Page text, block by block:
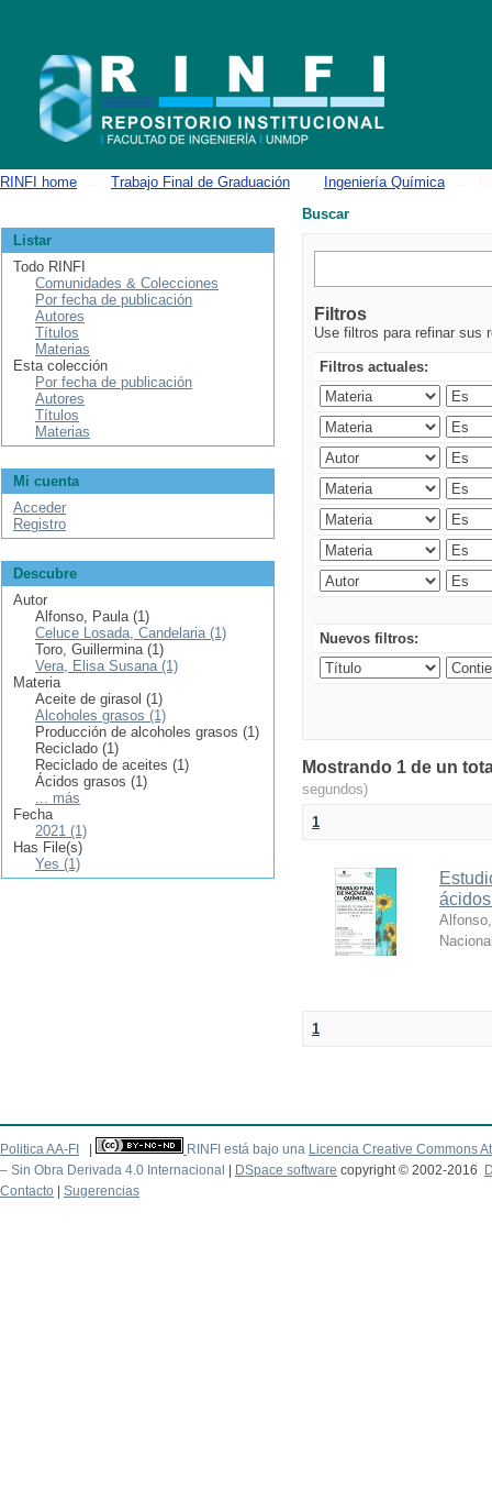
RINFI home Trabajo Final de Graduación Ingeniería Química
Buscar
Filtros
Use filtros para refinar sus
Filtros actuales:
Nuevos filtros:
Mostrando 1 de un
segundos)
1
1
Listar
Todo RINFI
Comunidades & Colecciones
Por fecha de publicación
Autores
Títulos
Materias
Esta colección
Por fecha de publicación
Autores
Títulos
Materias
Mi cuenta
Acceder
Registro
Descubre
Autor
Alfonso, Paula (1)
Celuce Losada, Candelaria (1)
Toro, Guillermina (1)
Vera, Elisa Susana (1)
Materia
Aceite de girasol (1)
Alcoholes grasos (1)
Producción de alcoholes grasos (1)
Reciclado (1)
Reciclado de aceites (1)
Ácidos grasos (1)
... más
Fecha
2021 (1)
Has File(s)
Yes (1)
Politica AA-FI RINFI está bajo una Licencia Creative Commons
– Sin Obra Derivada 4.0 Internacional
DSpace software copyright © 2002-2016
Contacto
Sugerencias